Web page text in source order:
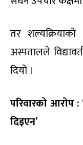
तर
अस्पतालले
दियो ।
परिवारको आरोप
दिइएन’